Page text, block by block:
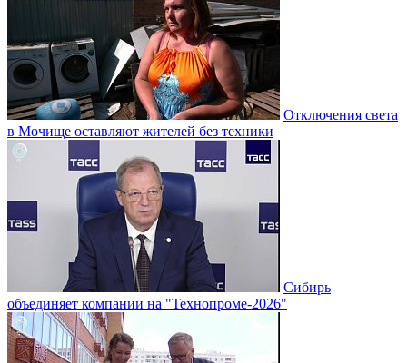
Отключения света
в Мочище оставляют жителей без техники
Сибирь
объединяет компании на "Технопроме-2026"